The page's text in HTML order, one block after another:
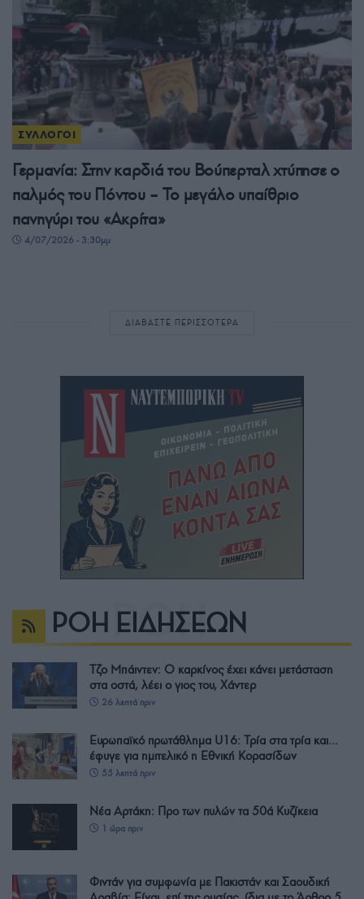
ΣΥΛΛΟΓΟΙ
Γερμανία: Στην καρδιά του Βούπερταλ χτύπησε ο
παλμός του Πόντου – Το μεγάλο υπαίθριο
πανηγύρι του «Ακρίτα»
4/07/2026 - 3:30μμ
ΔΙΑΒΑΣΤΕ ΠΕΡΙΣΣΟΤΕΡΑ
ΡΟΗ ΕΙΔΗΣΕΩΝ
Τζο Μπάιντεν: Ο καρκίνος έχει κάνει μετάσταση
στα οστά, λέει ο γιος του, Χάντερ
26 λεπτά πριν
Ευρωπαϊκό πρωτάθλημα U16: Τρία στα τρία και…
έφυγε για ημιτελικό η Εθνική Κορασίδων
55 λεπτά πριν
Νέα Αρτάκη: Προ των πυλών τα 50ά Κυζίκεια
1 ώρα πριν
Φιντάν για συμφωνία με Πακιστάν και Σαουδική